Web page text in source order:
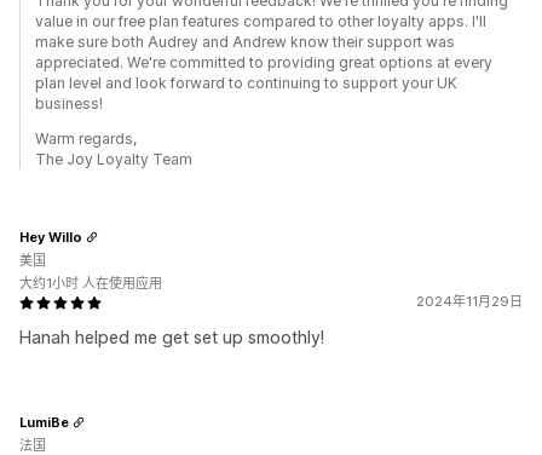
value in our free plan features compared to other loyalty apps. I'll
make sure both Audrey and Andrew know their support was
appreciated. We're committed to providing great options at every
plan level and look forward to continuing to support your UK
business!
Warm regards,
The Joy Loyalty Team
2024年11月29日
Hanah helped me get set up smoothly!
Hey Willo
美国
大约1小时 人在使用应用
LumiBe
法国